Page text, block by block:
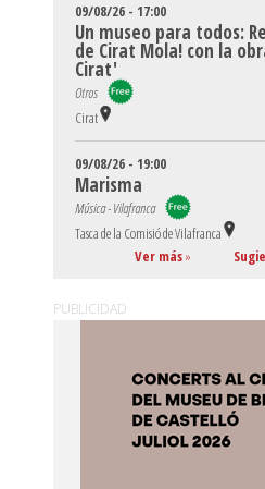
09/08/26 - 17:00
Un museo para todos:
de Cirat Mola! con la
Cirat'
Otros
Cirat
09/08/26 - 19:00
Marisma
Música - Vilafranca
Tasca de la Comisió de Vilafranca
Ver más»
PUBLICIDAD